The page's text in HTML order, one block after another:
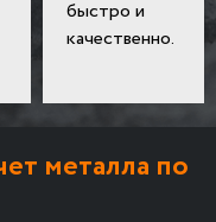
быстро и
качественно.
металла по